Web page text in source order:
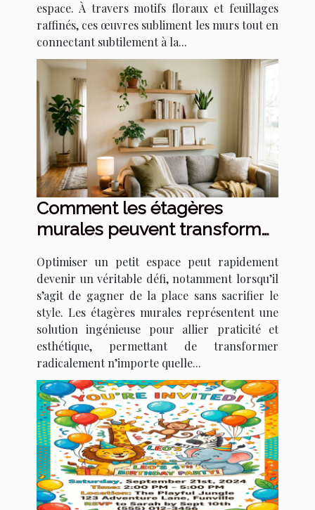
espace. À travers motifs floraux et feuillages
raffinés, ces œuvres subliment les murs tout en
connectant subtilement à la...
Comment les étagères
murales peuvent transformer
Optimiser un petit espace peut rapidement
devenir un véritable défi, notamment lorsqu’il
s’agit de gagner de la place sans sacrifier le
style. Les étagères murales représentent une
solution ingénieuse pour allier praticité et
esthétique, permettant de transformer
radicalement n’importe quelle...